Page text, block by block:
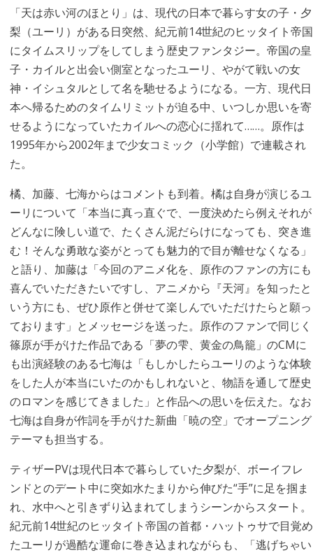
「天は赤い河のほとり」は、現代の日本で暮らす女の子・夕
梨（ユーリ）がある日突然、紀元前14世紀のヒッタイト帝国
にタイムスリップをしてしまう歴史ファンタジー。帝国の皇
子・カイルと出会い側室となったユーリ、やがて戦いの女
神・イシュタルとして名を馳せるようになる。一方、現代日
本へ帰るためのタイムリミットが迫る中、いつしか思いを寄
せるようになっていたカイルへの恋心に揺れて……。原作は
1995年から2002年まで少女コミック（小学館）で連載され
た。
橘、加藤、七海からはコメントも到着。橘は自身が演じるユ
ーリについて「本当に真っ直ぐで、一度決めたら例えそれが
どんなに険しい道で、たくさん泥だらけになっても、突き進
む！そんな勇敢な姿がとっても魅力的で目が離せなくなる」
と語り、加藤は「今回のアニメ化を、原作のファンの方にも
喜んでいただきたいですし、アニメから『天河』を知ったと
いう方にも、ぜひ原作と併せて楽しんでいただけたらと願っ
ております」とメッセージを送った。原作のファンで同じく
篠原が手がけた作品である「夢の雫、黄金の鳥籠」のCMに
も出演経験のある七海は「もしかしたらユーリのような体験
をした人が本当にいたのかもしれないと、物語を通して歴史
のロマンを感じてきました」と作品への思いを伝えた。なお
七海は自身が作詞を手がけた新曲「暁の空」でオープニング
テーマも担当する。
ティザーPVは現代日本で暮らしていた夕梨が、ボーイフレ
ンドとのデート中に突如水たまりから伸びた“手”に足を掴ま
れ、水中へと引きずり込まれてしまうシーンからスタート。
紀元前14世紀のヒッタイト帝国の首都・ハットゥサで目覚め
たユーリが過酷な運命に巻き込まれながらも、「逃げちゃい